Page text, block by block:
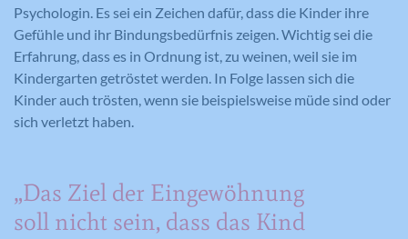
Psychologin. Es sei ein Zeichen dafür, dass die Kinder ihre
Gefühle und ihr Bindungsbedürfnis zeigen. Wichtig sei die
Erfahrung, dass es in Ordnung ist, zu weinen, weil sie im
Kindergarten getröstet werden. In Folge lassen sich die
Kinder auch trösten, wenn sie beispielsweise müde sind oder
sich verletzt haben.
„Das Ziel der Eingewöhnung
soll nicht sein, dass das Kind